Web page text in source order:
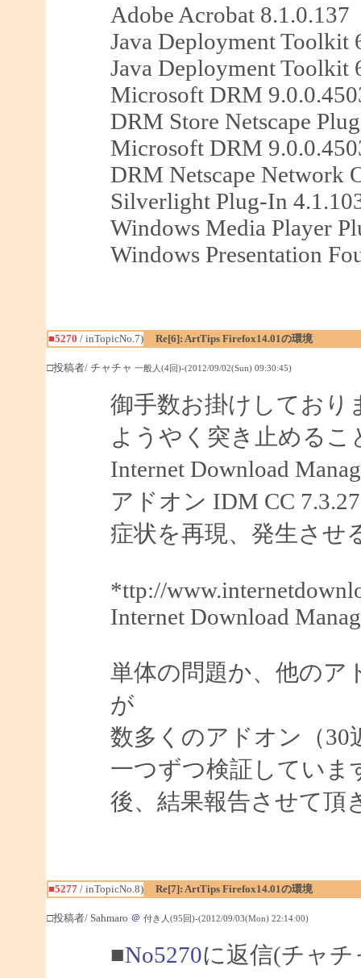
Adobe Acrobat 8.1.0.137
Java Deployment Toolkit
Java Deployment Toolkit
Microsoft DRM
DRM Store Netscape
Microsoft DRM
DRM Netscape Network
Silverlight Plug-In
Windows Media Player
Windows Presentation
■5270 / inTopicNo.7) Re[6]: ArtTips Firefox14.01の環境
□投稿者/ チャチャ 一般人(4回)-(2012/09/02(Sun) 09:30:45)
御手数お掛けしており
ようやく突き止めるこ
Internet Download
アドオン IDM CC
症状を再現、発生させ
*ttp://
Internet Download
単体の問題か、他のア
が
数多くのアドオン（
一つずつ検証してい
後、結果報告させて頂
■5277/ inTopicNo.8) Re[7]: ArtTips Firefox14.01の環境
□投稿者/ Sahmaro ＠ 付き人(95回)-(2012/09/03(Mon) 22:14:00)
■No5270に返信(チャ